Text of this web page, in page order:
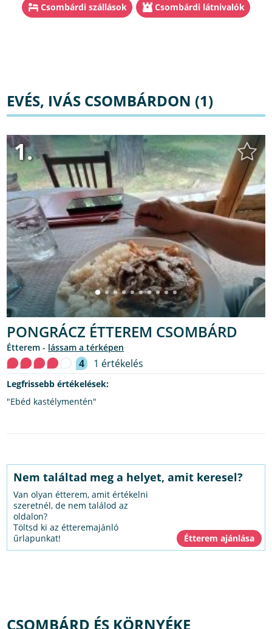
Csombárdi szállások Csombárdi látnivalók
EVÉS, IVÁS CSOMBÁRDON (1)
1.
PONGRÁCZ ÉTTEREM CSOMBÁRD
étterem - lássam a térképen
4 1 értékelés
Legfrissebb értékelések:
"Ebéd kastélymentén"
Nem találtad meg a helyet, amit keresel?
Van olyan étterem, amit értékelni
szeretnél, de nem találod az
oldalon?
Töltsd ki az étteremajánló
űrlapunkat!
CSOMBÁRD ÉS KÖRNYÉKE